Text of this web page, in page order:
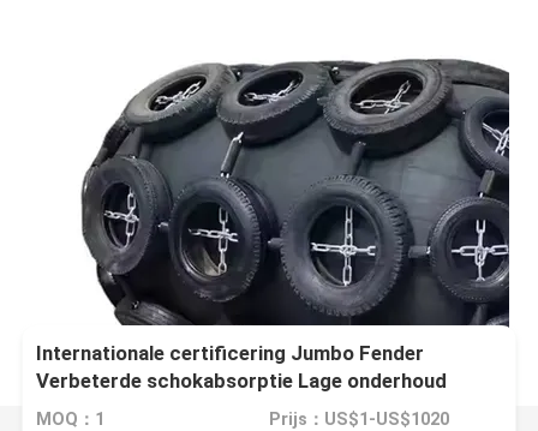
Internationale certificering Jumbo Fender
Verbeterde schokabsorptie Lage onderhoud
MOQ：1 Prijs：US$1-US$1020